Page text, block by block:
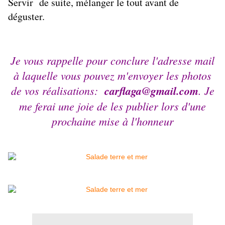
déguster.
Je vous rappelle pour conclure l'adresse mail
à laquelle vous pouvez m'envoyer les photos
de vos réalisations: carflaga@gmail.com. Je
me ferai une joie de les publier lors d'une
prochaine mise à l'honneur